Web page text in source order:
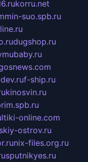
korru.net
suo.spb.ru
dugshop.ru
f-ship.ru
kinosvin.ru
online.com
ostrov.ru
nix-files.org.ru
sputnikyes.ru